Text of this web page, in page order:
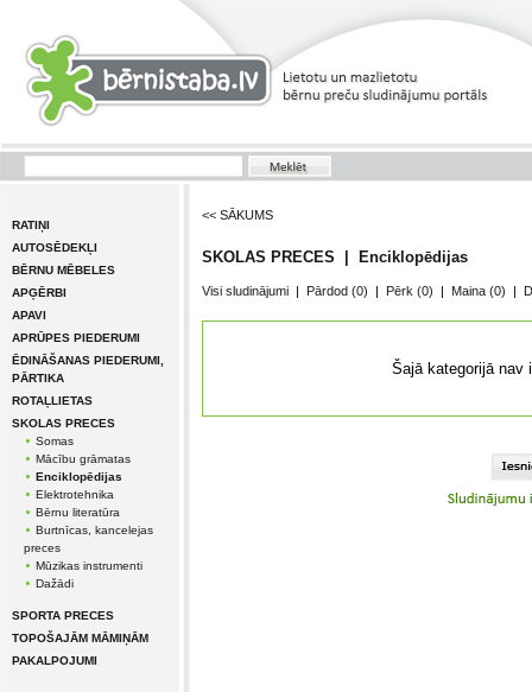
RATIŅI
AUTOSĒDEKĻI
BĒRNU MĒBELES
APĢĒRBI
APAVI
APRŪPES PIEDERUMI
ĒDINĀŠANAS PIEDERUMI,
PĀRTIKA
ROTAĻLIETAS
SKOLAS PRECES
Somas
Mācību grāmatas
Enciklopēdijas
Elektrotehnika
Bērnu literatūra
Burtnīcas, kancelejas
preces
Mūzikas instrumenti
Dažādi
SPORTA PRECES
TOPOŠAJĀM MĀMIŅĀM
PAKALPOJUMI
<< SĀKUMS
SKOLAS PRECES | Enciklopēdijas
Visi sludinājumi | Pārdod (0) | Pērk (0) | Maina (0) |
Šajā kategorijā nav